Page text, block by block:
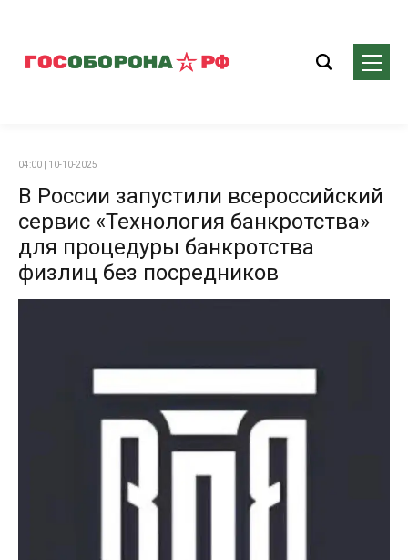
04:00 | 10-10-2025
В России запустили всероссийский
сервис «Технология банкротства»
для процедуры банкротства
физлиц без посредников